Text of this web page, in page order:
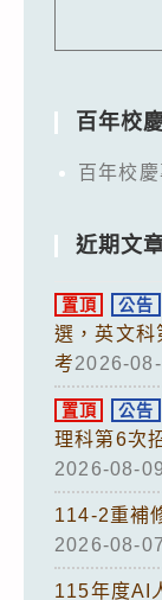
百年校
百年校慶
近期文
置頂 公告
選，英文科
考2026-
置頂 公告
理科第6次
2026-08-09
114-2重補
2026-08-07
115年度AI